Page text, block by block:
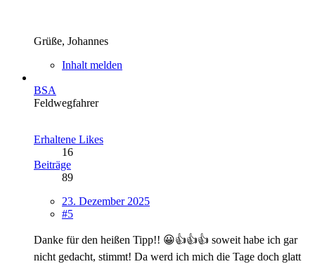
Grüße, Johannes
Inhalt melden
BSA
Feldwegfahrer
Erhaltene Likes
16
Beiträge
89
23. Dezember 2025
#5
Danke für den heißen Tipp!! 😀👍👍👍 soweit habe ich gar
nicht gedacht, stimmt! Da werd ich mich die Tage doch glatt